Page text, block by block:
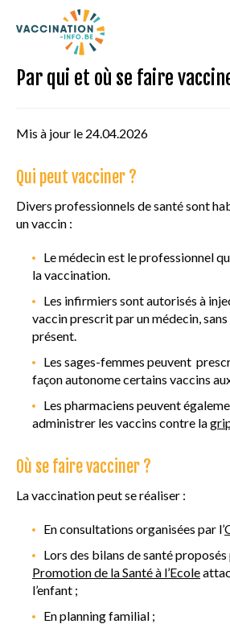
Actualités
AU COURS DE LA VIE
PRINCIPES DE VACCINATION
VACCINATION EN PRATIQUE
MALADIES ET VACCINS
AUTRES RESSOURCES
LEXIQUE
Par qui et où se faire
Mis à jour le 24.04.2026
Qui peut vacciner ?
Divers professionnels de santé sont
un vaccin :
Le médecin est le professionnel
la vaccination.
Les infirmiers sont autorisés à
vaccin prescrit par un médecin,
présent.
Les sages-femmes peuvent
façon autonome certains vaccins
Les pharmaciens peuvent
administrer les vaccins contre la
Où se faire vacciner ?
La vaccination peut se réaliser :
En consultations organisées par l’
Lors des bilans de santé proposés
Promotion de la Santé à l’Ecole
l’enfant ;
En planning familial ;